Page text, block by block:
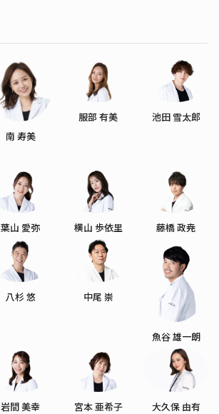
南 寿美
服部 有美 池田 雪太郎
葉山 愛弥 横山 歩依里 藤橋 政尭
八杉 悠 中尾 崇
魚谷 雄一朗
岩間 美幸 宮本 亜希子 大久保 由有